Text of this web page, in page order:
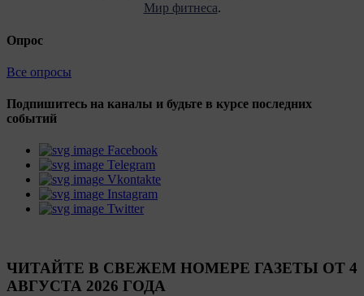
Мир фитнеса.
Опрос
Все опросы
Подпишитесь на каналы и будьте в курсе последних
событий
Facebook
Telegram
Vkontakte
Instagram
Twitter
ЧИТАЙТЕ В СВЕЖЕМ НОМЕРЕ ГАЗЕТЫ ОТ 4
АВГУСТА 2026 ГОДА